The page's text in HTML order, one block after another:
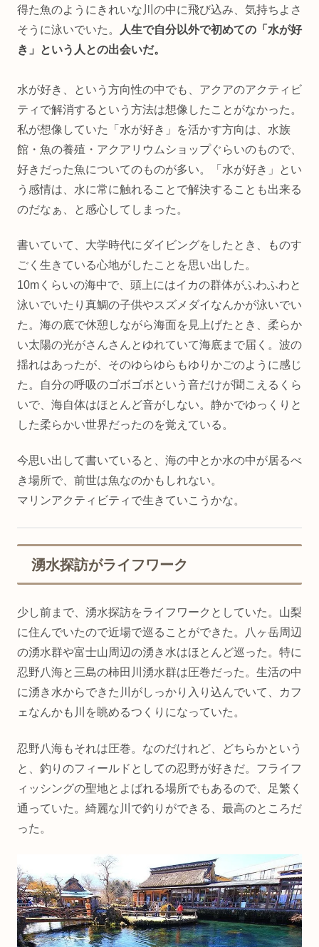
得た魚のようにきれいな川の中に飛び込み、気持ちよさ
そうに泳いでいた。
人生で自分以外で初めての「水が好
き」という人との出会いだ。
水が好き、という方向性の中でも、アクアのアクティビ
ティで解消するという方法は想像したことがなかった。
私が想像していた「水が好き」を活かす方向は、水族
館・魚の養殖・アクアリウムショップぐらいのもので、
好きだった魚についてのものが多い。「水が好き」とい
う感情は、水に常に触れることで解決することも出来る
のだなぁ、と感心してしまった。
書いていて、大学時代にダイビングをしたとき、ものす
ごく生きている心地がしたことを思い出した。
10mくらいの海中で、頭上にはイカの群体がふわふわと
泳いでいたり真鯛の子供やスズメダイなんかが泳いでい
た。海の底で休憩しながら海面を見上げたとき、柔らか
い太陽の光がさんさんとゆれていて海底まで届く。波の
揺れはあったが、そのゆらゆらもゆりかごのように感じ
た。自分の呼吸のゴボゴボという音だけが聞こえるくら
いで、海自体はほとんど音がしない。静かでゆっくりと
した柔らかい世界だったのを覚えている。
今思い出して書いていると、海の中とか水の中が居るべ
き場所で、前世は魚なのかもしれない。
マリンアクティビティで生きていこうかな。
湧水探訪がライフワーク
少し前まで、湧水探訪をライフワークとしていた。山梨
に住んでいたので近場で巡ることができた。八ヶ岳周辺
の湧水群や富士山周辺の湧き水はほとんど巡った。特に
忍野八海と三島の柿田川湧水群は圧巻だった。生活の中
に湧き水からできた川がしっかり入り込んでいて、カフ
ェなんかも川を眺めるつくりになっていた。
忍野八海もそれは圧巻。なのだけれど、どちらかという
と、釣りのフィールドとしての忍野が好きだ。フライフ
ィッシングの聖地とよばれる場所でもあるので、足繁く
通っていた。綺麗な川で釣りができる、最高のところだ
った。